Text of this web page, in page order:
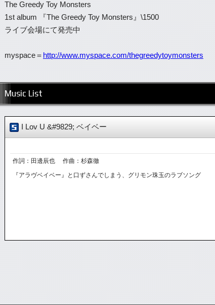
The Greedy Toy Monsters
1st album 『The Greedy Toy Monsters』\1500
ライブ会場にて発売中
myspace＝ http://www.myspace.com/thegreedytoymonsters
Music List
I Lov U &#9829; ベイベー
作詞：田邊辰也 作曲：杉森徹
『アラヴベイベー』と口ずさんでしまう、グリモン珠玉のラブソング